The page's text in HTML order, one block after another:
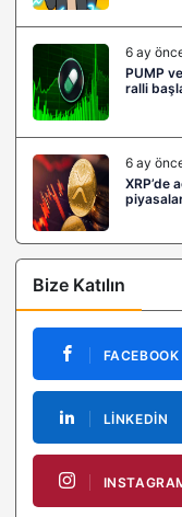
6 ay
PUMP
ralli
6 ay
XRP’de
Bize Katılın
FACEBOOK
LINKEDIN